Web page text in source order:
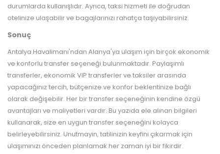
durumlarda kullanışlıdır. Ayrıca, taksi hizmeti ile doğrudan
otelinize ulaşabilir ve bagajlarınızı rahatça taşıyabilirsiniz.
Sonuç
Antalya Havalimanı'ndan Alanya'ya ulaşım için birçok ekonomik
ve konforlu transfer seçeneği bulunmaktadır. Paylaşımlı
transferler, ekonomik VIP transferler ve taksiler arasında
yapacağınız tercih, bütçenize ve konfor beklentinize bağlı
olarak değişebilir. Her bir transfer seçeneğinin kendine özgü
avantajları ve maliyetleri vardır. Bu yazıda ele alınan bilgileri
kullanarak, size en uygun transfer seçeneğini kolayca
belirleyebilirsiniz. Unutmayın, tatilinizin keyfini çıkarmak için
ulaşımınızı önceden planlamak her zaman iyi bir fikirdir.